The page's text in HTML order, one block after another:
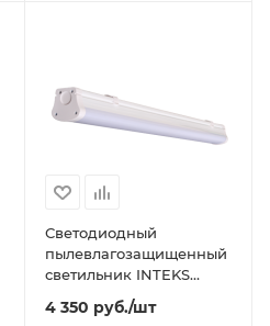
Светодиодный
пылевлагозащищенный
светильник INTEKS
Prom SSP-50 47Вт
4840Лм 4000/5000К
4 350 руб./шт